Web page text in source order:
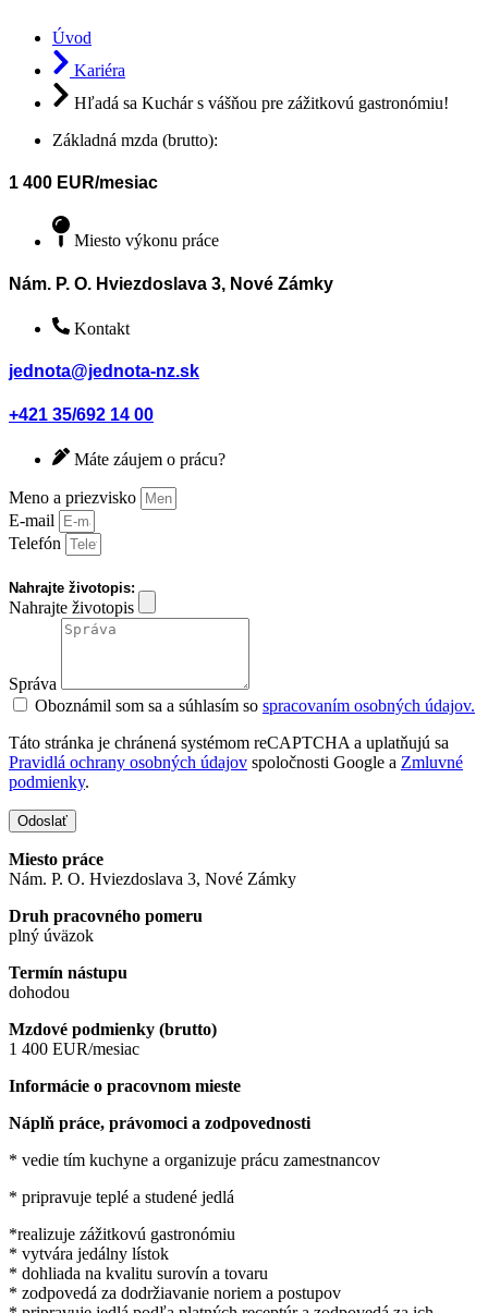
Úvod
Kariéra
Hľadá sa Kuchár s vášňou pre zážitkovú gastronómiu!
Základná mzda (brutto):
1 400 EUR/mesiac
Miesto výkonu práce
Nám. P. O. Hviezdoslava 3, Nové Zámky
Kontakt
jednota@jednota-nz.sk
+421 35/692 14 00
Máte záujem o prácu?
Meno a priezvisko
E-mail
Telefón
Nahrajte životopis:
Nahrajte životopis
Správa
Oboznámil som sa a súhlasím so spracovaním osobných údajov.
Táto stránka je chránená systémom reCAPTCHA a uplatňujú sa
Pravidlá ochrany osobných údajov spoločnosti Google a Zmluvné
podmienky.
Odoslať
Miesto práce
Nám. P. O. Hviezdoslava 3, Nové Zámky
Druh pracovného pomeru
plný úväzok
Termín nástupu
dohodou
Mzdové podmienky (brutto)
1 400 EUR/mesiac
Informácie o pracovnom mieste
Náplň práce, právomoci a zodpovednosti
* vedie tím kuchyne a organizuje prácu zamestnancov
* pripravuje teplé a studené jedlá
*realizuje zážitkovú gastronómiu
* vytvára jedálny lístok
* dohliada na kvalitu surovín a tovaru
* zodpovedá za dodržiavanie noriem a postupov